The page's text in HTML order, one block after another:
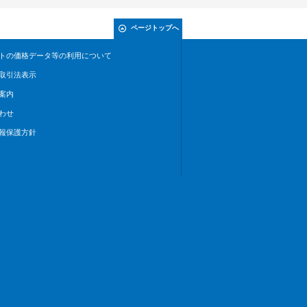
ページトップへ
の価格データ等の利用について
引法表示
内
せ
保護方針